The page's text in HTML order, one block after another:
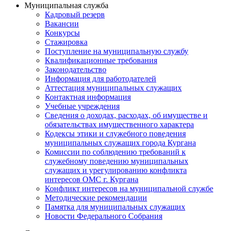
Муниципальная служба
Кадровый резерв
Вакансии
Конкурсы
Стажировка
Поступление на муниципальную службу
Квалификационные требования
Законодательство
Информация для работодателей
Аттестация муниципальных служащих
Контактная информация
Учебные учреждения
Сведения о доходах, расходах, об имуществе и
обязательствах имущественного характера
Кодексы этики и служебного поведения
муниципальных служащих города Кургана
Комиссии по соблюдению требований к
служебному поведению муниципальных
служащих и урегулированию конфликта
интересов ОМС г. Кургана
Конфликт интересов на муниципальной службе
Методические рекомендации
Памятка для муниципальных служащих
Новости Федерального Cобрания